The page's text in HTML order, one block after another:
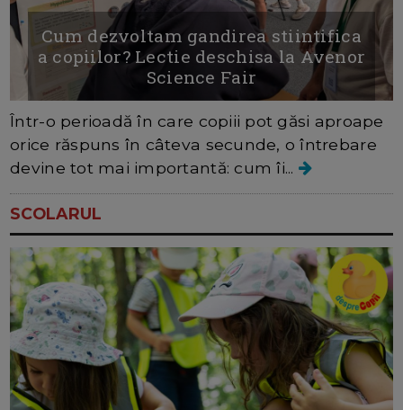
Cum dezvoltam gandirea stiintifica
a copiilor? Lectie deschisa la Avenor
Science Fair
Într-o perioadă în care copiii pot găsi aproape
orice răspuns în câteva secunde, o întrebare
devine tot mai importantă: cum îi...
SCOLARUL